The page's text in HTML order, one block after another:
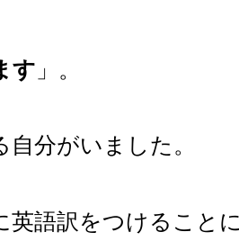
す 」。
分がいました。
英語訳をつけること